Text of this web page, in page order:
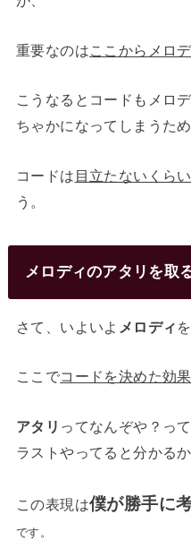
重要なのはここからメロ
こうなるとコードもメロ
ちゃかになってしまうため
コードは 目立たないくら
う。
メロディのアタリを取
さて、いよいよ メロディ
ここでコードを決めた効果
アタリ ってなんぞや？っ
ラストやってると分かるか
この表現は僕が勝手に
です。